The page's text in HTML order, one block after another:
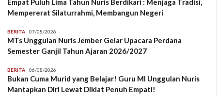
Empat Puluh Lima Tahun Nuris Berdikari : Menjaga Tradisi,
Mempererat Silaturrahmi, Membangun Negeri
BERITA 07/08/2026
MTs Unggulan Nuris Jember Gelar Upacara Perdana
Semester Ganjil Tahun Ajaran 2026/2027
BERITA 06/08/2026
Bukan Cuma Murid yang Belajar! Guru MI Unggulan Nuris
Mantapkan Diri Lewat Diklat Penuh Empati!